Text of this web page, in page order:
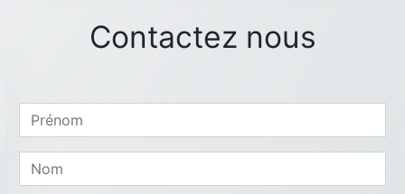
Contactez nous